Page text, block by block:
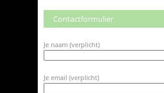
Contactformulier
Je naam (verplicht)
Je email (verplicht)